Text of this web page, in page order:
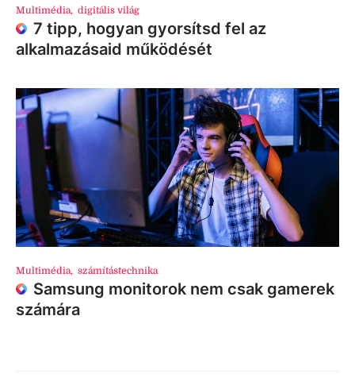
Multimédia, digitális világ
7 tipp, hogyan gyorsítsd fel az
alkalmazásaid működését
Multimédia, számítástechnika
Samsung monitorok nem csak gamerek
számára